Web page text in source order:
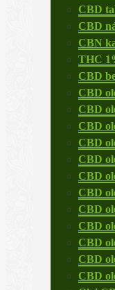
CBD
CBD
CBN
THC
CBD
CBD
CBD
CBD
CBD
CBD
CBD
CBD
CBD
CBD
CBD
CBD
CBD